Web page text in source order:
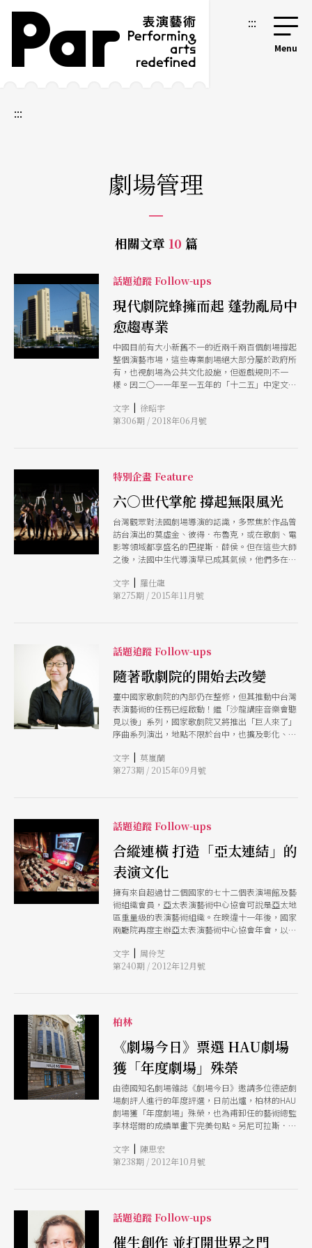
跳到主要內容區塊
網站導覽 :::
:::
劇場管理
相關文章 10 篇
話題追蹤 Follow-ups
現代劇院蜂擁而起 蓬勃亂局中
愈趨專業
中國目前有大小新舊不一的近兩千兩百個劇場撐起
整個演藝市場，這些專業劇場絕大部分屬於政府所
有，也視劇場為公共文化設施，但遊戲規則不一
樣。因二○一一年至一五年的「十二五」中定文化
劇院的興建只能用爭先恐後來形容。中國劇場業態
的特質是大、亂、變化快、進步快，這幾年隨著現
文字 | 徐昭宇
第306期 / 2018年06月號
特別企畫 Feature
六○世代掌舵 撐起無限風光
台灣觀眾對法國劇場導演的認識，多聚焦於作品曾
訪台演出的莫虛金、彼得．布魯克，或在歌劇、電
影等領域都享盛名的巴提斯．薛侯。但在這些大師
之後，法國中生代導演早已成其氣候，他們多在卅
歷練，成為法國劇壇最重要的力量，除了曾訪台演
出《小刀小姐》的歐利維耶．畢，還有即將帶著作
文字 | 羅仕龍
第275期 / 2015年11月號
話題追蹤 Follow-ups
隨著歌劇院的開始去改變
臺中國家歌劇院的內部仍在整修，但其推動中台灣
表演藝術的任務已經啟動！繼「沙龍講座音樂會聽
見以後」系列，國家歌劇院又將推出「巨人來了」
序曲系列演出，地點不限於台中，也擴及彰化、南
劇院院營運推動小組召集人王文儀表示，她的夢想
是「將中台灣創造成最懂表演藝術的地方」。
文字 | 莫嵐蘭
第273期 / 2015年09月號
話題追蹤 Follow-ups
合縱連橫 打造「亞太連結」的
表演文化
擁有來自超過廿二個國家的七十二個表演場館及藝
術組織會員，亞太表演藝術中心協會可說是亞太地
區重量級的表演藝術組織。在暌違十一年後，國家
兩廳院再度主辦亞太表演藝術中心協會年會，以
發展現況與合作網絡，並探討區域網絡所扮演角
色、藝術中心及創作之間的關聯。而在三天講座所
文字 | 周伶芝
第240期 / 2012年12月號
柏林
《劇場今日》票選 HAU劇場
獲「年度劇場」殊榮
由德國知名劇場雜誌《劇場今日》邀請多位德語劇
場劇評人進行的年度評選，日前出爐，柏林的HAU
劇場獲「年度劇場」殊榮，也為甫卸任的藝術總監
李林塔爾的成績單畫下完美句點。另尼可拉斯．史
獲「年度演出」、「年度戲劇顧問」與「年度演
員」三項。
文字 | 陳思宏
第238期 / 2012年10月號
話題追蹤 Follow-ups
催生創作 並打開世界之門